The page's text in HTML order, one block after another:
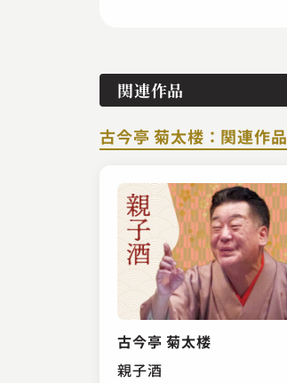
関連作品
古今亭 菊太楼：関連作品
古今亭 菊太楼
親子酒